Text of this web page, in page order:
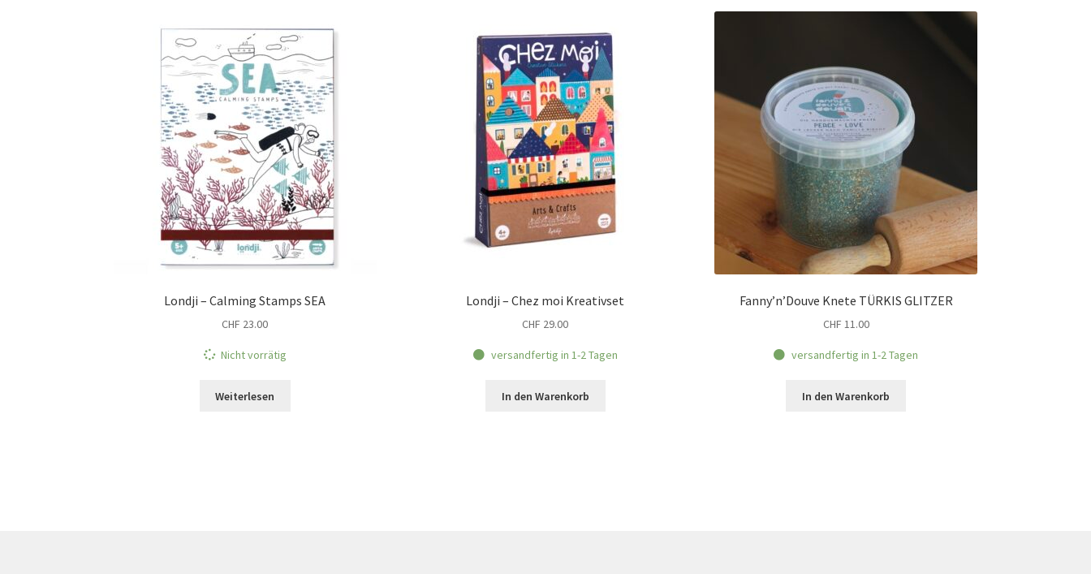
Londji – Calming Stamps SEA
CHF 23.00
Nicht vorrätig
Weiterlesen
Londji – Chez moi Kreativset
CHF 29.00
versandfertig in 1-2 Tagen
In den Warenkorb
Fanny’n’Douve Knete TÜRKIS GLITZER
CHF 11.00
versandfertig in 1-2 Tagen
In den Warenkorb